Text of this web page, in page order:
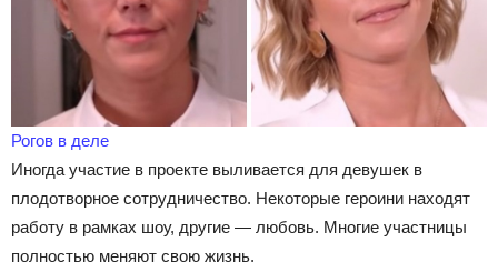
Рогов в деле
Иногда участие в проекте выливается для девушек в
плодотворное сотрудничество. Некоторые героини находят
работу в рамках шоу, другие — любовь. Многие участницы
полностью меняют свою жизнь.